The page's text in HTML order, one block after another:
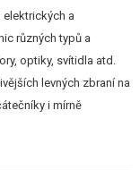
standardní motorek s
kuliček je 0,20g
z kovu.
a
různých typů a
optiky, svítidla atd.
levných zbraní na
i mírně